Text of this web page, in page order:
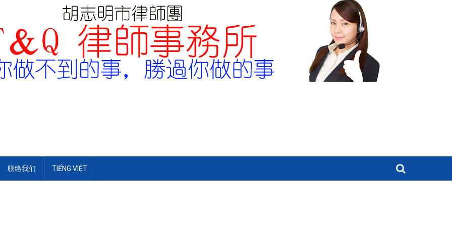
联络我们 TIẾNG VIỆT